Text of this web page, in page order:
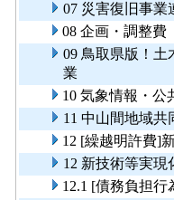
07 災害復旧事業
08 企画・調整費
09 鳥取県版！土
業
10 気象情報・公
11 中山間地域
12 [繰越明許費]
12 新技術等実現
12.1 [債務負担